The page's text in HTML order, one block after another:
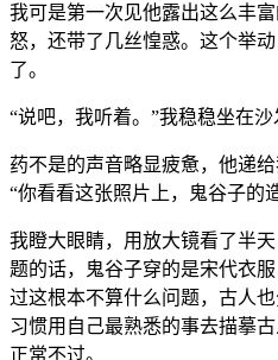
我可是第一次见他露出这么丰
怒，还带了几丝惶惑。这个举
了。
“说吧，我听着。”我稳稳坐在沙
药不是的声音略显疲惫，他递
“你看看这张照片上，鬼谷子的
我瞪大眼睛，用放大镜看了半
题的话，鬼谷子穿的是宋代衣
过这根本不算什么问题，古人
习惯用自己最熟悉的事去描摹
正常不过。